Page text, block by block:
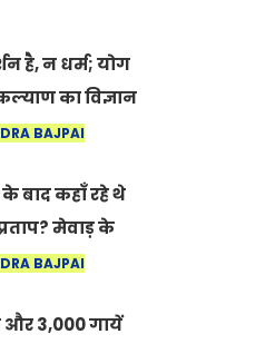
है, न धर्म; योग
का विज्ञान
योग दिवस
BAJPAI
के बाद कहाँ रहे थे
मेवाड़ के
वह अनकहा
BAJPAI
और 3,000 गायें